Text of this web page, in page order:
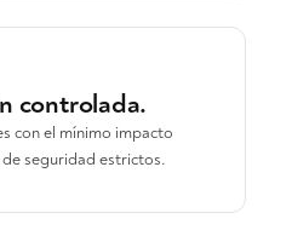
controlada.
con el mínimo impacto
seguridad estrictos.